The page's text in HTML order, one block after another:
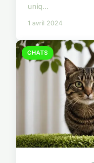
uniq...
1 avril 2024
CHATS